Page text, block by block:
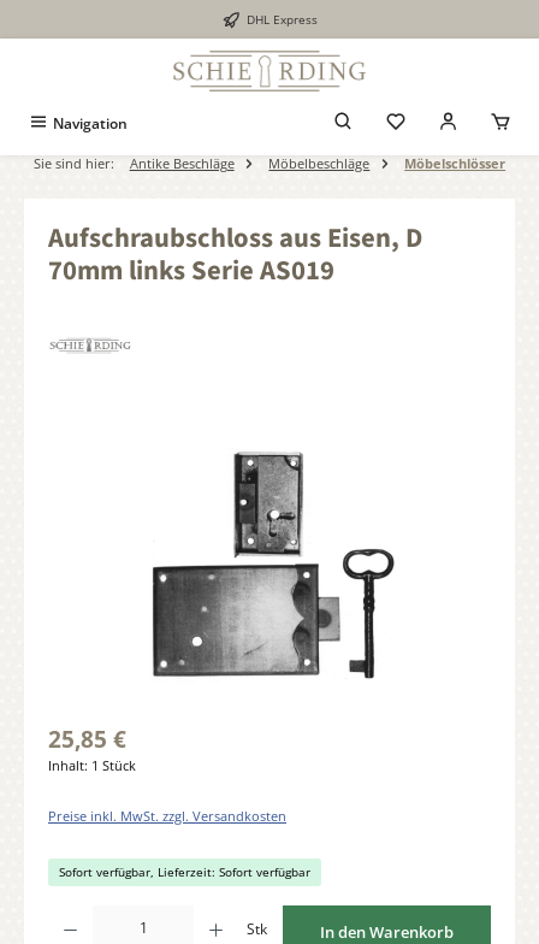
DHL Express
Navigation
Sie sind hier: Antike Beschläge Möbelbeschläge Möbelschlösser
Aufschraubschloss aus Eisen, D
70mm links Serie AS019
25,85 €
Inhalt: 1 Stück
Preise inkl. MwSt. zzgl. Versandkosten
Sofort verfügbar, Lieferzeit: Sofort verfügbar
Stk In den Warenkorb